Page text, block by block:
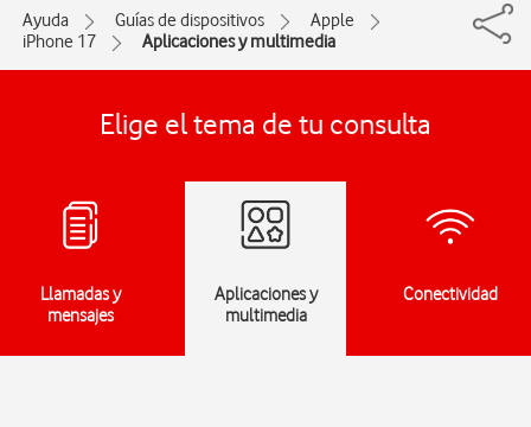
Ayuda Guías de dispositivos
Apple
iPhone 17
Aplicaciones y multimedia
Elige el tema de tu consulta
Llamadas y
mensajes
Aplicaciones y
multimedia
Conectividad